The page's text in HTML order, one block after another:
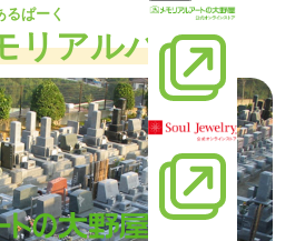
るぱーく
リアルパーク